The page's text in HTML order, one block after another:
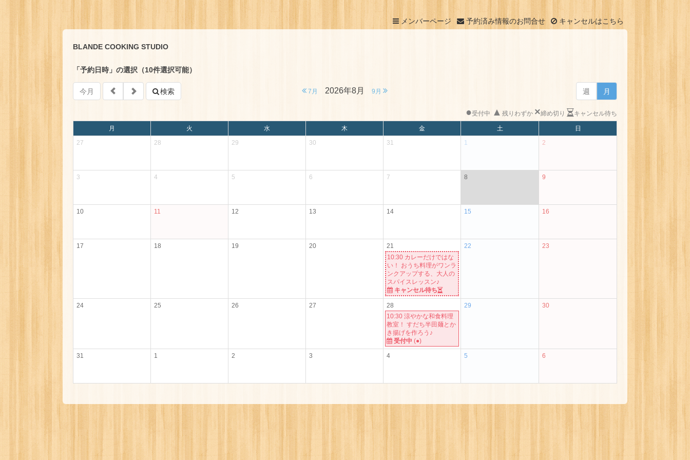
メンバーページ 予約済み情報のお問合せ キャンセルはこちら
BLANDE COOKING STUDIO
「予約日時」の選択（10件選択可能）
今月 検索 7月 2026年8月 9月 週 月
●受付中 ▲ 残りわずか ×締め切り キャンセル待ち
月 火 水 木 金 土
日
27
28 29 30 31 1 2
3 4 5 6 7 8 9
10 11 12 13 14 15 16
17 18 19 20
21
10:30 カレーだけではな
い！ おうち料理がワンラ
ンクアップする、大人の
スパイスレッスン♪
キャンセル待ち
22 23
24 25 26 27
28
10:30 涼やかな和食料理
教室！ すだち半田麺とか
き揚げを作ろう♪
受付中 (●)
29 30
31 1 2 3 4 5 6